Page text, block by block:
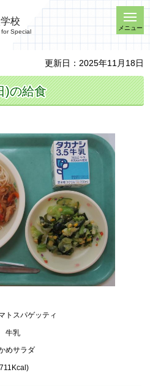
校
Special
メニュー
更新日：2025年11月18日
)の給食
トスパゲッティ
牛乳
めサラダ